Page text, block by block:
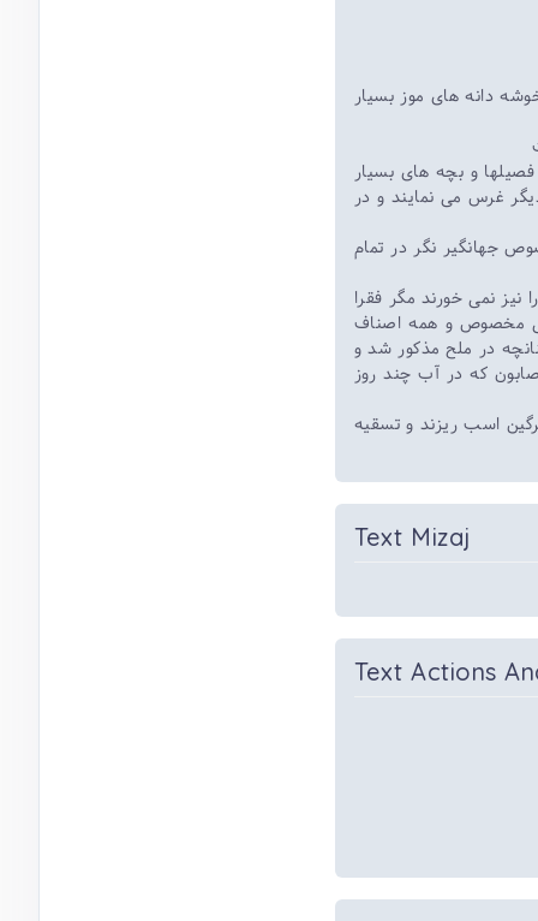
دانه های موز بسیار
و بچه های بسیار
غرس می نمایند و در
جهانگیر نگر در تمام
نمی خورند مگر فقرا
مخصوص و همه اصناف
در ملح مذکور شد و
که در آب چند روز
اسب ریزند و تسقیه
Text Mizaj
Text Actions